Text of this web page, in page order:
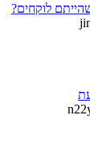
לוקחים?